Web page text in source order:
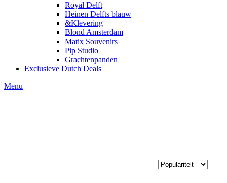
Royal Delft
Heinen Delfts blauw
&Klevering
Blond Amsterdam
Matix Souvenirs
Pip Studio
Grachtenpanden
Exclusieve Dutch Deals
Menu